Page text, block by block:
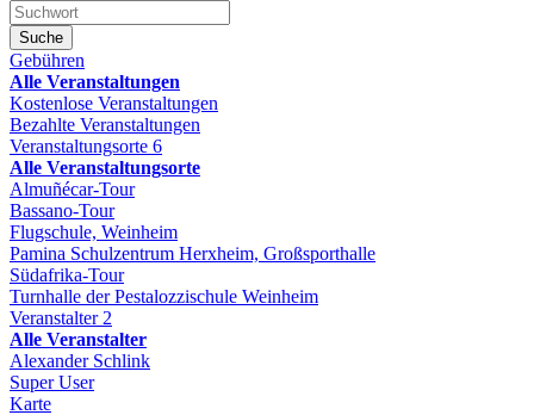
Suche
Gebühren
Alle Veranstaltungen
Kostenlose Veranstaltungen
Bezahlte Veranstaltungen
Veranstaltungsorte 6
Alle Veranstaltungsorte
Almuñécar-Tour
Bassano-Tour
Flugschule, Weinheim
Pamina Schulzentrum Herxheim, Großsporthalle
Südafrika-Tour
Turnhalle der Pestalozzischule Weinheim
Veranstalter 2
Alle Veranstalter
Alexander Schlink
Super User
Karte